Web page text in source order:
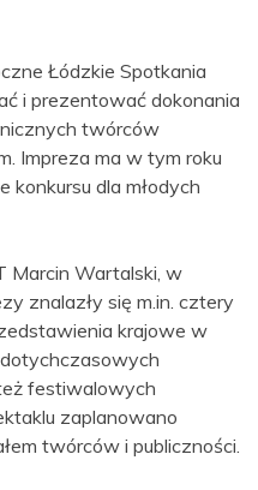
Łódzkie Spotkania
i prezentować dokonania
twórców
Impreza ma w tym roku
konkursu dla młodych
Marcin Wartalski, w
znalazły się m.in. cztery
krajowe w
festiwalowych
zaplanowano
twórców i publiczności.